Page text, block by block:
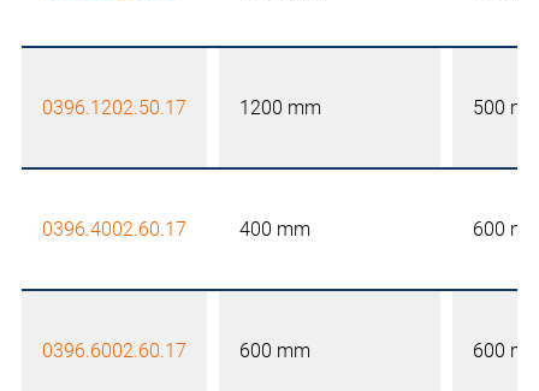
0396.1202.50.17 1200 mm 500
0396.4002.60.17 400 mm 600
0396.6002.60.17 600 mm 600